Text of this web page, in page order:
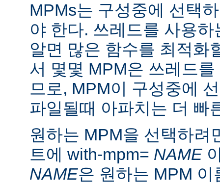
MPMs는 구성중에 선택
야 한다. 쓰레드를 사용
알면 많은 함수를 최적화
서 몇몇 MPM은 쓰레드
므로, MPM이 구성중에
파일될때 아파치는 더 빠
원하는 MPM을 선택하려
트에 with-mpm= NAME
NAME은 원하는 MPM 이